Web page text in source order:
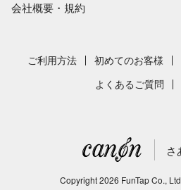
まもなく配信
保育
発表会
新沢としひこ
会社概要・規約
採用情報
サイトマップ
ご利用方法 初めてのお客様
よくあるご質問
さ
Copyright2026 FunTap Co.,